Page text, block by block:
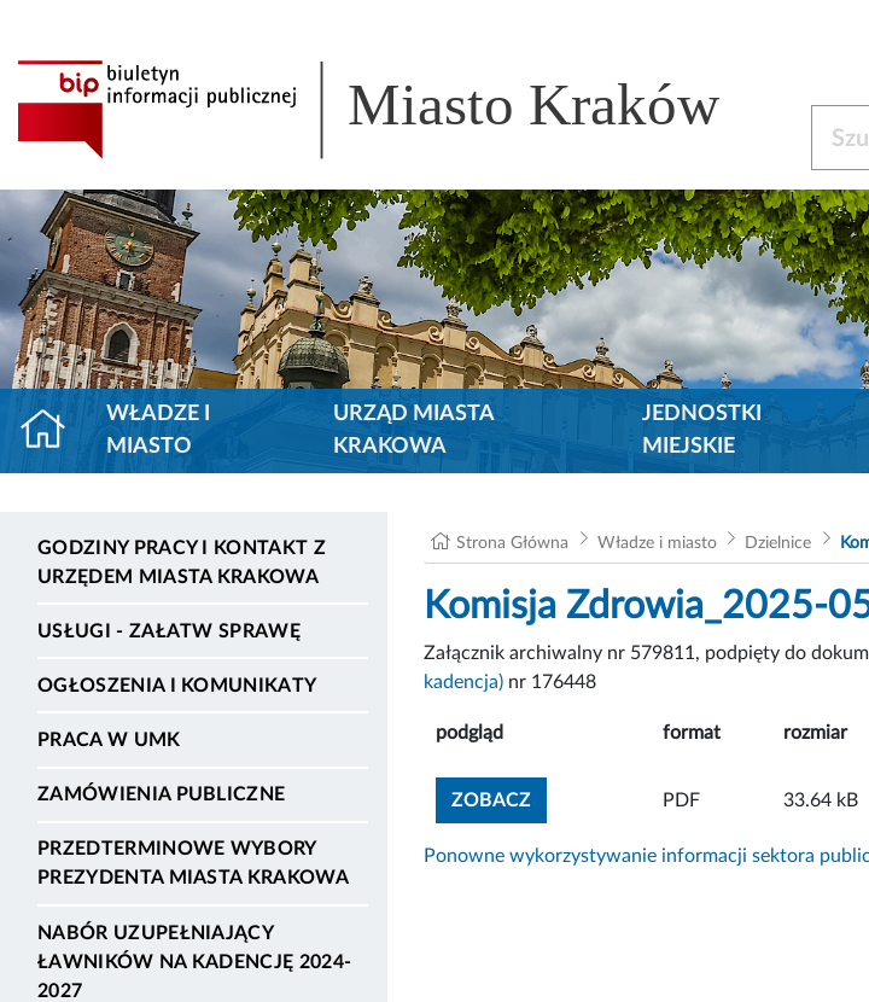
Miasto Kraków
WŁADZE I
MIASTO
URZĄD MIASTA
KRAKOWA
JEDNOSTKI
MIEJSKIE
GODZINY PRACY I KONTAKT Z
URZĘDEM MIASTA KRAKOWA
USŁUGI - ZAŁATW SPRAWĘ
OGŁOSZENIA I KOMUNIKATY
PRACA W UMK
ZAMÓWIENIA PUBLICZNE
PRZEDTERMINOWE WYBORY
PREZYDENTA MIASTA KRAKOWA
NABÓR UZUPEŁNIAJĄCY
ŁAWNIKÓW NA KADENCJĘ 2024-
2027
Strona Główna Władze i miasto Dzielnice
Komisja Zdrowia_2025-
Załącznik archiwalny nr 579811, podpięty do
kadencja) nr 176448
podgląd format rozmiar
ZOBACZZOBACZ ZAŁĄCZNIK
PDF 33.64 kB
Ponowne wykorzystywanie informacji sektora